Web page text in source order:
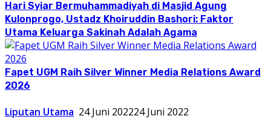
Hari Syiar Bermuhammadiyah di Masjid Agung
Kulonprogo, Ustadz Khoiruddin Bashori: Faktor
Utama Keluarga Sakinah Adalah Agama
Fapet UGM Raih Silver Winner Media Relations Award
2026
Liputan Utama 24 Juni 202224 Juni 2022